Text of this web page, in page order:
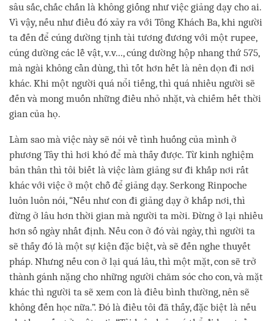
sâu sắc, chắc chắn là không giống như việc giảng dạy cho ai.
Vì vậy, nếu như điều đó xảy ra với Tông Khách Ba, khi người
ta đến để cúng dường tịnh tài tương đương với một rupee,
cúng dường các lễ vật, v.v..., cúng dường hộp nhang thứ 575,
mà ngài không cần dùng, thì tốt hơn hết là nên dọn đi nơi
khác. Khi một người quá nổi tiếng, thì quá nhiều người sẽ
đến và mong muốn những điều nhỏ nhặt, và chiếm hết thời
gian của họ.
Làm sao mà việc này sẽ nói về tình huống của mình ở
phương Tây thì hơi khó để mà thấy được. Từ kinh nghiệm
bản thân thì tôi biết là việc làm giảng sư đi khắp nơi rất
khác với việc ở một chỗ để giảng dạy. Serkong Rinpoche
luôn luôn nói, “Nếu như con đi giảng dạy ở khắp nơi, thì
đừng ở lâu hơn thời gian mà người ta mời. Đừng ở lại nhiều
hơn số ngày nhất định. Nếu con ở đó vài ngày, thì người ta
sẽ thấy đó là một sự kiện đặc biệt, và sẽ đến nghe thuyết
pháp. Nhưng nếu con ở lại quá lâu, thì một mặt, con sẽ trở
thành gánh nặng cho những người chăm sóc cho con, và mặt
khác thì người ta sẽ xem con là điều bình thường, nên sẽ
không đến học nữa.”. Đó là điều tôi đã thấy, đặc biệt là nếu